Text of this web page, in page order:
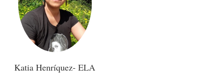
Katia Henríquez- ELA